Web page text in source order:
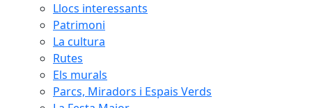
Llocs interessants
Patrimoni
La cultura
Rutes
Els murals
Parcs, Miradors i Espais Verds